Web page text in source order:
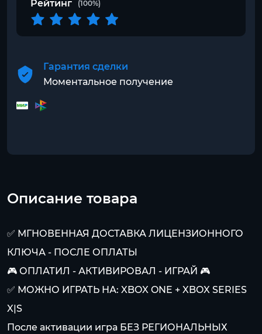
Рейтинг (100%)
Гарантия сделки
Моментальное получение
Описание товара
✅ МГНОВЕННАЯ ДОСТАВКА ЛИЦЕНЗИОННОГО
КЛЮЧА - ПОСЛЕ ОПЛАТЫ
🎮 ОПЛАТИЛ - АКТИВИРОВАЛ - ИГРАЙ 🎮
✅ МОЖНО ИГРАТЬ НА: XBOX ONE + XBOX SERIES
X|S
После активации игра БЕЗ РЕГИОНАЛЬНЫХ